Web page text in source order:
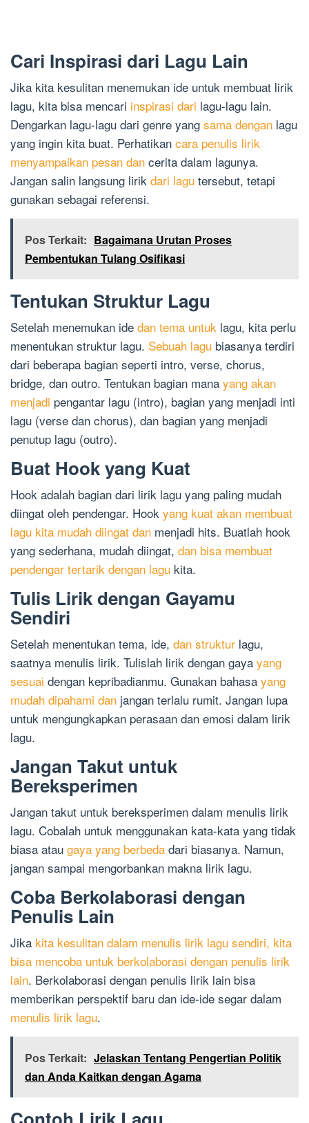
Cari Inspirasi dari Lagu Lain
Jika kita kesulitan menemukan ide untuk membuat lirik
lagu, kita bisa mencari inspirasi dari lagu-lagu lain.
Dengarkan lagu-lagu dari genre yang sama dengan lagu
yang ingin kita buat. Perhatikan cara penulis lirik
menyampaikan pesan dan cerita dalam lagunya.
Jangan salin langsung lirik dari lagu tersebut, tetapi
gunakan sebagai referensi.
Pos Terkait: Bagaimana Urutan Proses
Pembentukan Tulang Osifikasi
Tentukan Struktur Lagu
Setelah menemukan ide dan tema untuk lagu, kita perlu
menentukan struktur lagu. Sebuah lagu biasanya terdiri
dari beberapa bagian seperti intro, verse, chorus,
bridge, dan outro. Tentukan bagian mana yang akan
menjadi pengantar lagu (intro), bagian yang menjadi inti
lagu (verse dan chorus), dan bagian yang menjadi
penutup lagu (outro).
Buat Hook yang Kuat
Hook adalah bagian dari lirik lagu yang paling mudah
diingat oleh pendengar. Hook yang kuat akan membuat
lagu kita mudah diingat dan menjadi hits. Buatlah hook
yang sederhana, mudah diingat, dan bisa membuat
pendengar tertarik dengan lagu kita.
Tulis Lirik dengan Gayamu
Sendiri
Setelah menentukan tema, ide, dan struktur lagu,
saatnya menulis lirik. Tulislah lirik dengan gaya yang
sesuai dengan kepribadianmu. Gunakan bahasa yang
mudah dipahami dan jangan terlalu rumit. Jangan lupa
untuk mengungkapkan perasaan dan emosi dalam lirik
lagu.
Jangan Takut untuk
Bereksperimen
Jangan takut untuk bereksperimen dalam menulis lirik
lagu. Cobalah untuk menggunakan kata-kata yang tidak
biasa atau gaya yang berbeda dari biasanya. Namun,
jangan sampai mengorbankan makna lirik lagu.
Coba Berkolaborasi dengan
Penulis Lain
Jika kita kesulitan dalam menulis lirik lagu sendiri, kita
bisa mencoba untuk berkolaborasi dengan penulis lirik
lain. Berkolaborasi dengan penulis lirik lain bisa
memberikan perspektif baru dan ide-ide segar dalam
menulis lirik lagu.
Pos Terkait: Jelaskan Tentang Pengertian Politik
dan Anda Kaitkan dengan Agama